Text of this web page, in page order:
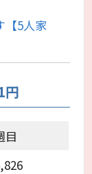
【5人家
円
目